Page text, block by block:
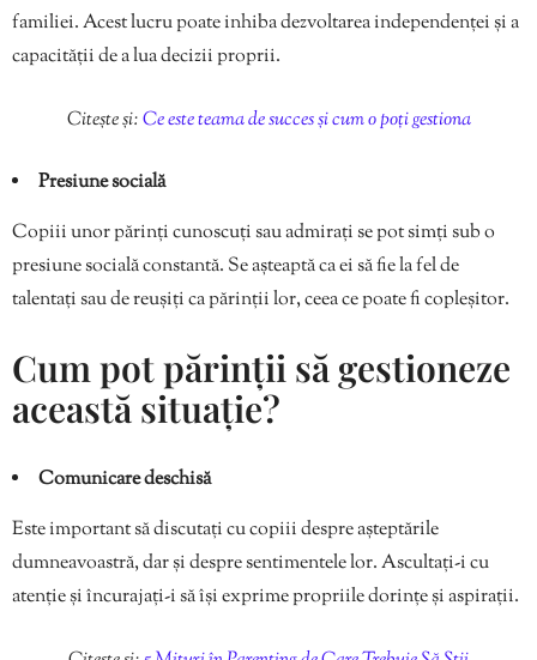
familiei. Acest lucru poate inhiba dezvoltarea independenței și a
capacității de a lua decizii proprii.
Citește și:Ce este teama de succes și cum o poți gestiona
Presiune socială
Copiii unor părinți cunoscuți sau admirați se pot simți sub o
presiune socială constantă. Se așteaptă ca ei să fie la fel de
talentați sau de reușiți ca părinții lor, ceea ce poate fi copleșitor.
Cum pot părinții să gestioneze
această situație?
Comunicare deschisă
Este important să discutați cu copiii despre așteptările
dumneavoastră, dar și despre sentimentele lor. Ascultați-i cu
atenție și încurajați-i să își exprime propriile dorințe și aspirații.